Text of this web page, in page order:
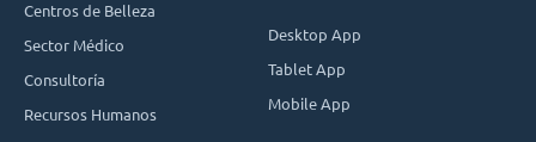
Centros de Belleza
Sector Médico
Consultoría
Recursos Humanos
Desktop App
Tablet App
Mobile App